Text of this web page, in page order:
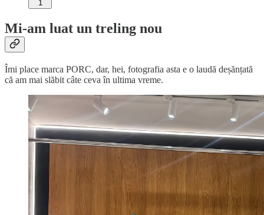
1
Mi-am luat un treling nou
Îmi place marca PORC, dar, hei, fotografia asta e o laudă deșănțată
că am mai slăbit câte ceva în ultima vreme.